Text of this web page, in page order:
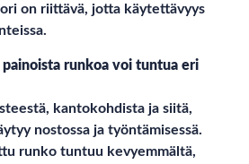
on riittävä, jotta käytettävyys
painoista runkoa voi tuntua eri
kantokohdista ja siitä,
nostossa ja työntämisessä.
runko tuntuu kevyemmältä,